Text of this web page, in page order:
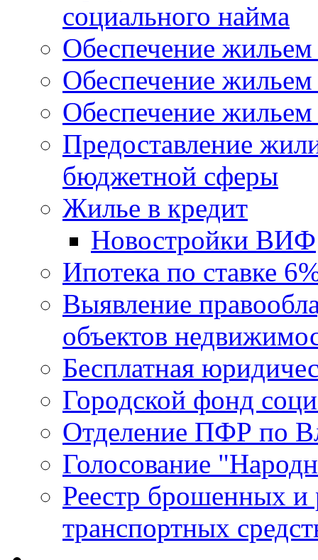
социального найма
Обеспечение
Обеспечение
Обеспечение жильем
Предоставление
бюджетной сферы
Жилье в кредит
Новостройки ВИФ
Ипотека по ставке
Выявление
объектов
Бесплатная
Городской фонд
Отделение ПФР по
Голосование
Реестр брошенных и
транспортных